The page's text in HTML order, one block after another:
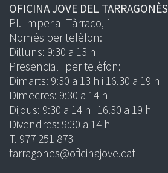
OFICINA JOVE DEL TARRAGONÈS
Pl. Imperial Tàrraco, 1
Només per telèfon:
Dilluns: 9:30 a 13 h
Presencial i per telèfon:
Dimarts: 9:30 a 13 h i 16.30 a 19 h
Dimecres: 9:30 a 14 h
Dijous: 9:30 a 14 h i 16.30 a 19 h
Divendres: 9:30 a 14 h
T. 977 251 873
tarragones@oficinajove.cat